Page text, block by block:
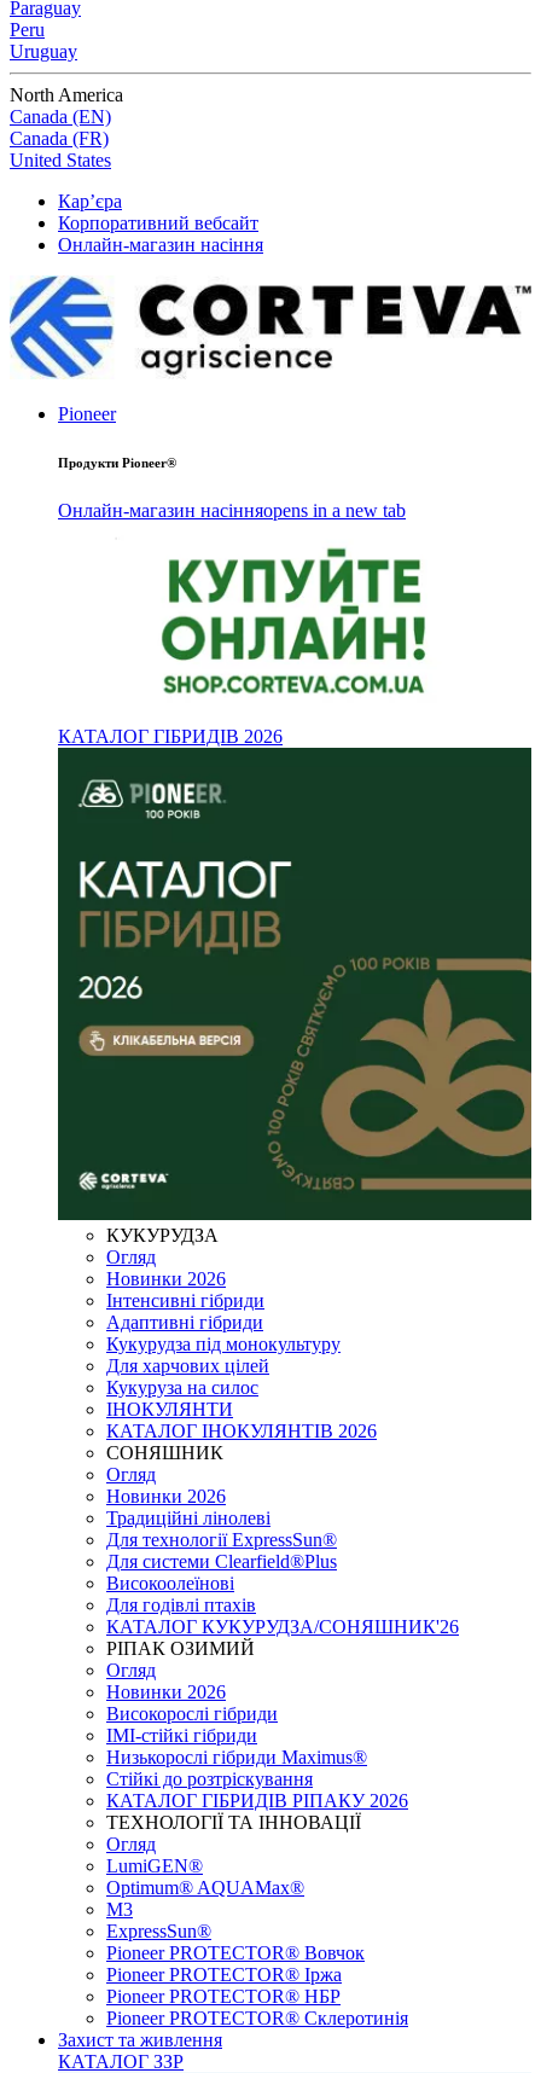
Paraguay
Peru
Uruguay
North America
Canada (EN)
Canada (FR)
United States
Кар’єра
Корпоративний вебсайт
Онлайн-магазин насіння
Pioneer
Продукти Pioneer®
Онлайн-магазин насінняopens in a new tab
КАТАЛОГ ГІБРИДІВ 2026
КУКУРУДЗА
Огляд
Новинки 2026
Інтенсивні гібриди
Адаптивні гібриди
Кукурудза під монокультуру
Для харчових цілей
Кукуруза на силос
ІНОКУЛЯНТИ
КАТАЛОГ ІНОКУЛЯНТІВ 2026
СОНЯШНИК
Огляд
Новинки 2026
Традиційні лінолеві
Для технології ExpressSun®
Для системи Clearfield®Plus
Високоолеїнові
Для годівлі птахів
КАТАЛОГ КУКУРУДЗА/СОНЯШНИК'26
РІПАК ОЗИМИЙ
Огляд
Новинки 2026
Високорослі гібриди
IMI-стійкі гібриди
Низькорослі гібриди Maximus®
Стійкі до розтріскування
КАТАЛОГ ГІБРИДІВ РІПАКУ 2026
ТЕХНОЛОГІЇ ТА ІННОВАЦІЇ
Огляд
LumiGEN®
Optimum® AQUAMax®
М3
ExpressSun®
Pioneer PROTECTOR® Вовчок
Pioneer PROTECTOR® Іржа
Pioneer PROTECTOR® НБР
Pioneer PROTECTOR® Склеротинія
Захист та живлення
КАТАЛОГ ЗЗР